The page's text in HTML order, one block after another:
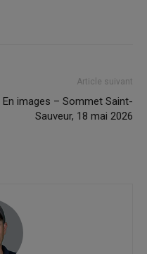
Article suivant
En images – Sommet Saint-
Sauveur, 18 mai 2026